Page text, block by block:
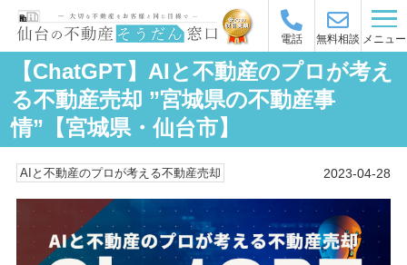
電話 無料相談 メニュー
【ChatGPT】AIと不動産のプロが考え
る不動産売却 ”宮城県の不動産事
情”【宮城県・仙台市】
AIと不動産のプロが考える不動産売却 2023-04-28